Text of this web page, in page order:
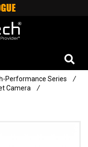
Performance Series
/
Camera
/